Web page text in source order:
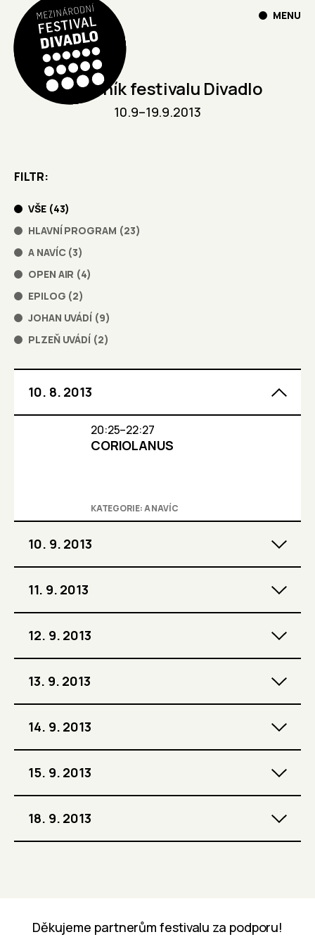
MENU
21. ročník festivalu Divadlo
10.9–19.9.2013
FILTR
VŠE(43)
HLAVNÍ PROGRAM (23)
A NAVÍC(3)
OPEN AIR (4)
EPILOG (2)
JOHAN UVÁDÍ (9)
PLZEŇ UVÁDÍ (2)
10. 8. 2013
20:25–22:27
CORIOLANUS
KATEGORIE: A NAVÍC
10. 9. 2013
11. 9. 2013
12. 9. 2013
13. 9. 2013
14. 9. 2013
15. 9. 2013
18. 9. 2013
Děkujeme partnerům festivalu za podporu!